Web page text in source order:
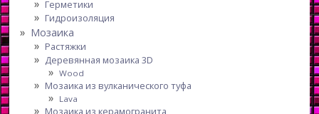
Герметики
Гидроизоляция
Мозаика
Растяжки
Деревянная мозаика 3D
Wood
Мозаика из вулканического туфа
Lava
Мозаика из керамогранита